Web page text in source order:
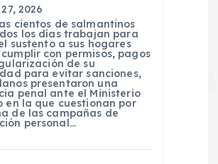
2026
cientos de salmantinos
los días trabajan para
sustento a sus hogares
con permisos, pagos
de su
para evitar sanciones,
presentaron una
penal ante el Ministerio
en la que cuestionan por
de las campañas de
personal…